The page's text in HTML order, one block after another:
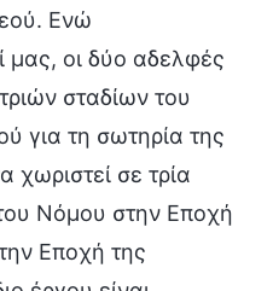
Ενώ
μας, οι δύο αδελφές
σταδίων του
για τη σωτηρία της
χωριστεί σε τρία
Νόμου στην Εποχή
Εποχή της